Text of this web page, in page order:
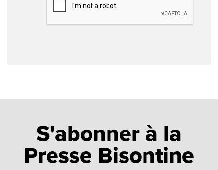
S'abonner à la
Presse Bisontine